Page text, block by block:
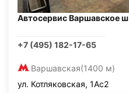
Автосервис Варшавское ш
+7 (495) 182-17-65
Варшавская(1400 м)
ул. Котляковская, 1Ас2